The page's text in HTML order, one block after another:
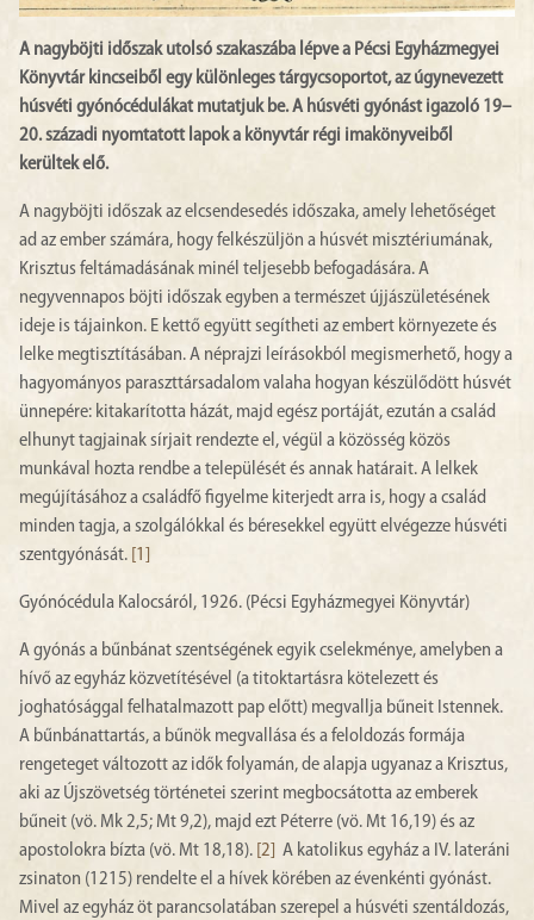
A nagyböjti időszak utolsó szakaszába lépve a Pécsi Egyházmegyei
Könyvtár kincseiből egy különleges tárgycsoportot, az úgynevezett
húsvéti gyónócédulákat mutatjuk be. A húsvéti gyónást igazoló 19–
20. századi nyomtatott lapok a könyvtár régi imakönyveiből
kerültek elő.
A nagyböjti időszak az elcsendesedés időszaka, amely lehetőséget
ad az ember számára, hogy felkészüljön a húsvét misztériumának,
Krisztus feltámadásának minél teljesebb befogadására. A
negyvennapos böjti időszak egyben a természet újjászületésének
ideje is tájainkon. E kettő együtt segítheti az embert környezete és
lelke megtisztításában. A néprajzi leírásokból megismerhető, hogy a
hagyományos paraszttársadalom valaha hogyan készülődött húsvét
ünnepére: kitakarította házát, majd egész portáját, ezután a család
elhunyt tagjainak sírjait rendezte el, végül a közösség közös
munkával hozta rendbe a települését és annak határait. A lelkek
megújításához a családfő figyelme kiterjedt arra is, hogy a család
minden tagja, a szolgálókkal és béresekkel együtt elvégezze húsvéti
szentgyónását. [1]
Gyónócédula Kalocsáról, 1926. (Pécsi Egyházmegyei Könyvtár)
A gyónás a bűnbánat szentségének egyik cselekménye, amelyben a
hívő az egyház közvetítésével (a titoktartásra kötelezett és
joghatósággal felhatalmazott pap előtt) megvallja bűneit Istennek.
A bűnbánattartás, a bűnök megvallása és a feloldozás formája
rengeteget változott az idők folyamán, de alapja ugyanaz a Krisztus,
aki az Újszövetség történetei szerint megbocsátotta az emberek
bűneit (vö. Mk 2,5; Mt 9,2), majd ezt Péterre (vö. Mt 16,19) és az
apostolokra bízta (vö. Mt 18,18). [2]
A katolikus egyház a IV. lateráni
zsinaton (1215) rendelte el a hívek körében az évenkénti gyónást.
Mivel az egyház öt parancsolatában szerepel a húsvéti szentáldozás,